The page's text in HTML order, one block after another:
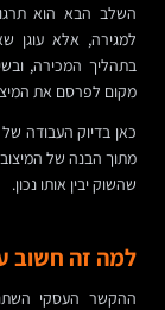
השלב הבא הוא
למגירה, אלא עוגן
בתהליך המכירה,
מקום לפרסם את
כאן בדיוק העבודה של
מתוך הבנה של
שהשוק יבין אותו נכון.
למה זה חשוב
ההקשר העסקי